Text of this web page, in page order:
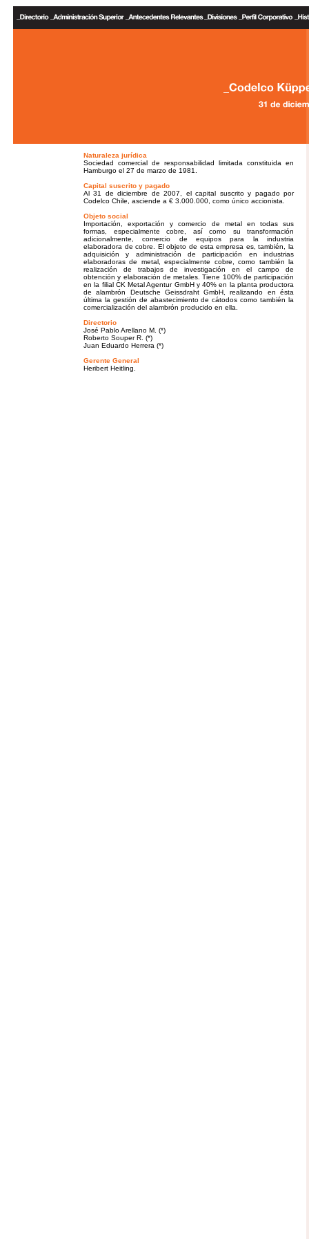
Naturaleza jurídica
Sociedad comercial de responsabilidad limitada constituida en
Hamburgo el 27 de marzo de 1981.
Capital suscrito y pagado
Al 31 de diciembre de 2007, el capital suscrito y pagado por
Codelco Chile, asciende a € 3.000.000, como único accionista.
Objeto social
Importación, exportación y comercio de metal en todas sus
formas, especialmente cobre, así como su transformación
adicionalmente, comercio de equipos para la industria
elaboradora de cobre. El objeto de esta empresa es, también, la
adquisición y administración de participación en industrias
elaboradoras de metal, especialmente cobre, como también la
realización de trabajos de investigación en el campo de
obtención y elaboración de metales. Tiene 100% de participación
en la filial CK Metal Agentur GmbH y 40% en la planta productora
de alambrón Deutsche Geissdraht GmbH, realizando en ésta
última la gestión de abastecimiento de cátodos como también la
comercialización del alambrón producido en ella.
Directorio
José Pablo Arellano M. (*)
Roberto Souper R. (*)
Juan Eduardo Herrera (*)
Gerente General
Heribert Heitling.